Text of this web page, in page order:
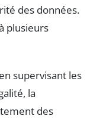
des données.
plusieurs
en supervisant les
la
des